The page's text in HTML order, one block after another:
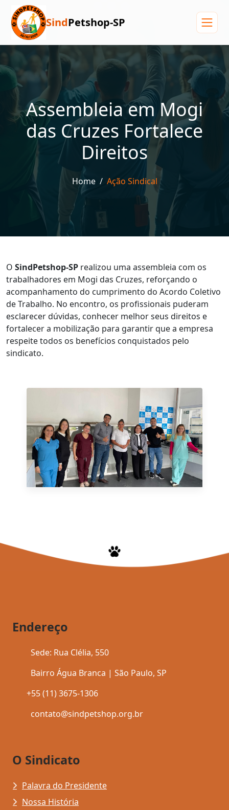
SindPetshop-SP
Assembleia em Mogi
das Cruzes Fortalece
Direitos
Home Ação Sindical
O SindPetshop-SP realizou uma assembleia com os
trabalhadores em Mogi das Cruzes, reforçando o
acompanhamento do cumprimento do Acordo Coletivo
de Trabalho. No encontro, os profissionais puderam
esclarecer dúvidas, conhecer melhor seus direitos e
fortalecer a mobilização para garantir que a empresa
respeite todos os benefícios conquistados pelo
sindicato.
Endereço
Sede: Rua Clélia, 550
Bairro Água Branca | São Paulo, SP
+55 (11) 3675-1306
contato@sindpetshop.org.br
O Sindicato
Palavra do Presidente
Nossa História